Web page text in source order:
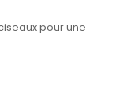
pour une